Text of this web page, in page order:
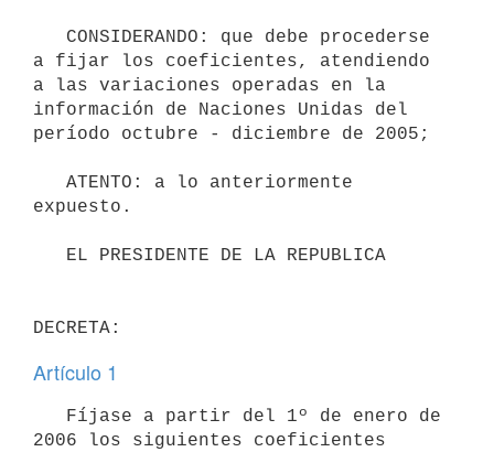
a fijar los coeficientes, atendiendo
a las variaciones operadas en la
información de Naciones Unidas del
período octubre - diciembre de 2005;
expuesto.
DECRETA:
Artículo 1
2006 los siguientes coeficientes